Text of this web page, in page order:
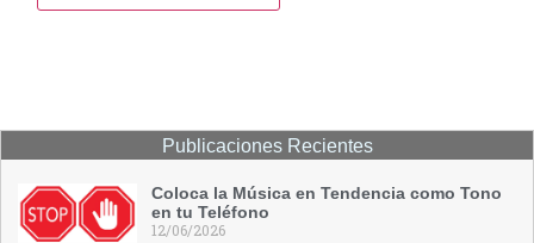
Publicaciones Recientes
Coloca la Música en Tendencia como Tono
en tu Teléfono
12/06/2026